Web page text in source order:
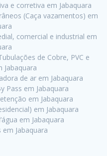
e corretiva em Jabaquara
(Caça vazamentos) em
comercial e industrial em
de Cobre, PVC e
Jabaquara
de ar em Jabaquara
Pass em Jabaquara
em Jabaquara
em Jabaquara
em Jabaquara
Jabaquara